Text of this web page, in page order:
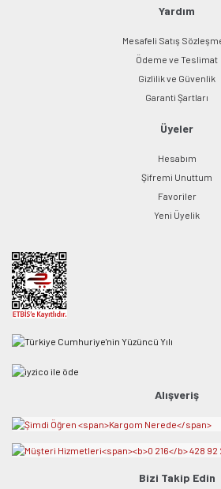
Yardım
Mesafeli Satış
Ödeme ve Teslimat
Gizlilik ve Güvenlik
Garanti Şartları
Üyeler
Hesabım
Şifremi Unuttum
Favoriler
Yeni Üyelik
Alışveriş
Bizi Takip Edin